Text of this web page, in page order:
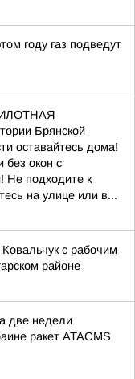
году газ подведут
Брянской
оставайтесь дома!
без окон с
Не подходите к
на улице или в...
с рабочим
районе
две недели
ракет ATACMS